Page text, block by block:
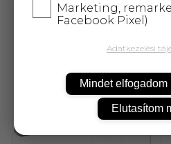
85069
Marketing,
Facebook Pixel)
Adatkezelési
Mindet elfogadom
Elutasítom